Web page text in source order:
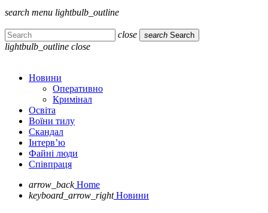
search menu lightbulb_outline
close search Search
lightbulb_outline close
Новини
Оперативно
Кримінал
Освіта
Воїни тилу
Скандал
Інтерв’ю
Файні люди
Співпраця
arrow_back Home
keyboard_arrow_right Новини